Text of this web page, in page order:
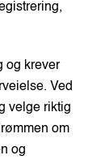
og krever
Ved
velge riktig
om
og